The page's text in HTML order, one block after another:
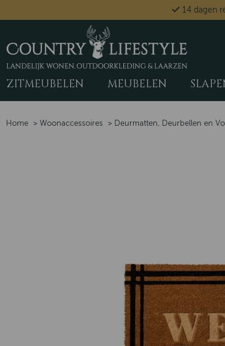
14 dagen
ZITMEUBELEN MEUBELEN
Home > Woonaccessoires > Deurmatten, Deurbellen en